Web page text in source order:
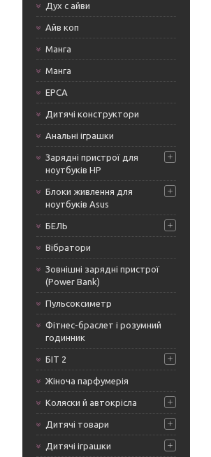
Дух с айви
Айв коп
Манга
Манга
ЕРСА
Дитячі конструктори
Анальні іграшки
Зарядні пристрої для
ноутбуків HP
Блоки живлення для
ноутбуків Asus
БЕЛЬ
Вібратори
Зовнішні зарядні пристрої
(Power Bank)
Пульсоксиметр
Фітнес-браслет і розумний
годинник
БІТ 2
Жіноча парфумерія
Коляски й автокрісла
Дитячі товари
Дитячі іграшки